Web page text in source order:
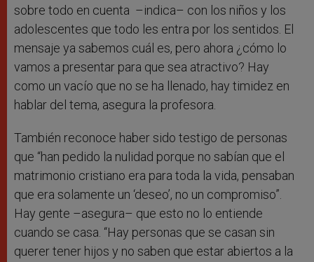
sobre todo en cuenta –indica– con los niños y los
adolescentes que todo les entra por los sentidos. El
mensaje ya sabemos cuál es, pero ahora ¿cómo lo
vamos a presentar para que sea atractivo? Hay
como un vacío que no se ha llenado, hay timidez en
hablar del tema, asegura la profesora.
También reconoce haber sido testigo de personas
que “han pedido la nulidad porque no sabían que el
matrimonio cristiano era para toda la vida, pensaban
que era solamente un ‘deseo’, no un compromiso”.
Hay gente –asegura– que esto no lo entiende
cuando se casa. “Hay personas que se casan sin
querer tener hijos y no saben que estar abiertos a la